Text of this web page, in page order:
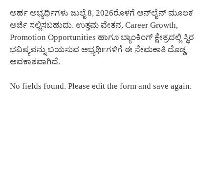
ಅರ್ಹ ಅಭ್ಯರ್ಥಿಗಳು ಜುಲೈ 8, 2026ರೊಳಗೆ ಆನ್‌ಲೈನ್ ಮೂಲಕ
ಅರ್ಜಿ ಸಲ್ಲಿಸಬಹುದು. ಉತ್ತಮ ವೇತನ, Career Growth,
Promotion Opportunities ಹಾಗೂ ಬ್ಯಾಂಕಿಂಗ್ ಕ್ಷೇತ್ರದಲ್ಲಿ ಸ್ಥಿರ
ಭವಿಷ್ಯವನ್ನು ಬಯಸುವ ಅಭ್ಯರ್ಥಿಗಳಿಗೆ ಈ ನೇಮಕಾತಿ ದೊಡ್ಡ
ಅವಕಾಶವಾಗಿದೆ.
No fields found. Please edit the form and save again.